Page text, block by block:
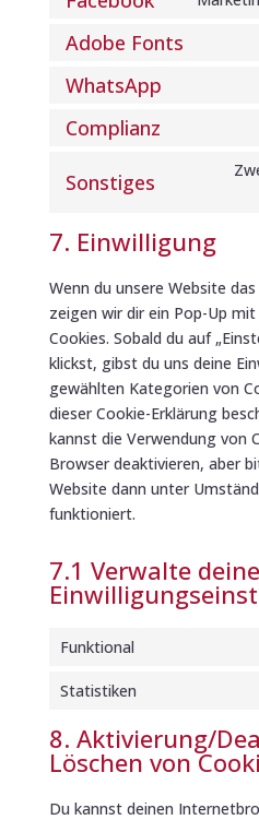
Adobe Fonts
WhatsApp
Complianz
Sonstiges
7. Einwilligung
Wenn du unsere Website
zeigen wir dir ein Pop-Up
Cookies. Sobald du auf
klickst, gibst du uns deine
gewählten Kategorien von
dieser Cookie-Erklärung
kannst die Verwendung von
Browser deaktivieren, aber
Website dann unter
funktioniert.
7.1 Verwalte deine
Funktional
Statistiken
8. Aktivierung/
Löschen von
Du kannst deinen